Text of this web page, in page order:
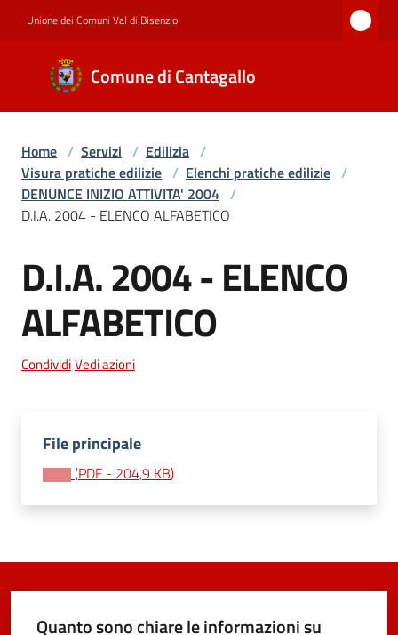
Unione dei Comuni Val di Bisenzio
Comune di Cantagallo
Comune di
Cantagallo
Amministrazione
Servizi
Documenti
Argomenti
Home / Servizi / Edilizia /
Visura pratiche edilizie / Elenchi pratiche edilizie /
DENUNCE INIZIO ATTIVITA' 2004 /
D.I.A. 2004 - ELENCO ALFABETICO
D.I.A. 2004 - ELENCO
ALFABETICO
CondividiVedi azioni
File principale
(PDF - 204,9 KB)
Quanto sono chiare le informazioni su